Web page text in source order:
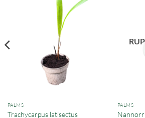
PALMS
Trachycarpus latisectus
PALMS